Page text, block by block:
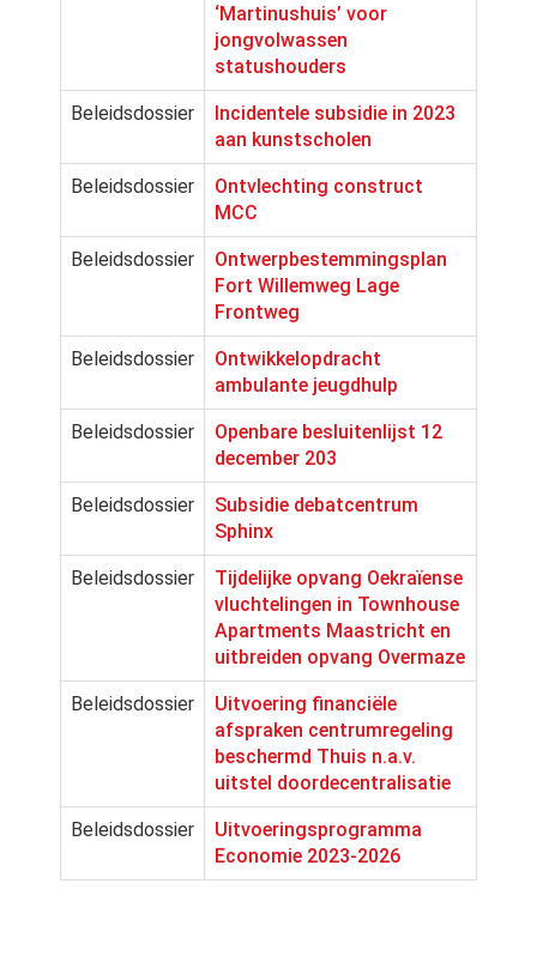
‘Martinushuis’ voor
jongvolwassen
statushouders
Beleidsdossier
Incidentele subsidie in 2023
aan kunstscholen
Beleidsdossier
Ontvlechting construct
MCC
Beleidsdossier
Ontwerpbestemmingsplan
Fort Willemweg Lage
Frontweg
Beleidsdossier
Ontwikkelopdracht
ambulante jeugdhulp
Beleidsdossier
Openbare besluitenlijst 12
december 203
Beleidsdossier
Subsidie debatcentrum
Sphinx
Beleidsdossier
Tijdelijke opvang Oekraïense
vluchtelingen in Townhouse
Apartments Maastricht en
uitbreiden opvang Overmaze
Beleidsdossier
Uitvoering financiële
afspraken centrumregeling
beschermd Thuis n.a.v.
uitstel doordecentralisatie
Beleidsdossier
Uitvoeringsprogramma
Economie 2023-2026